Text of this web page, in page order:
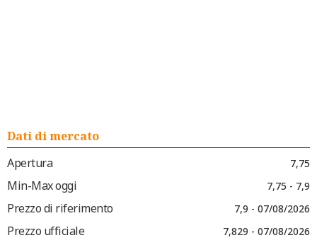
Dati di mercato
Apertura
7,75
Min-Max oggi 7,75 - 7,9
Prezzo di riferimento 7,9 - 07/08/2026
Prezzo ufficiale 7,829 - 07/08/2026